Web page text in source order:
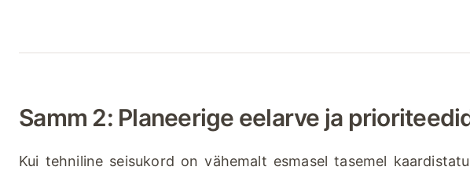
Samm 2: Planeerige eelarve ja
Kui tehniline seisukord on vähemalt esmasel tasemel